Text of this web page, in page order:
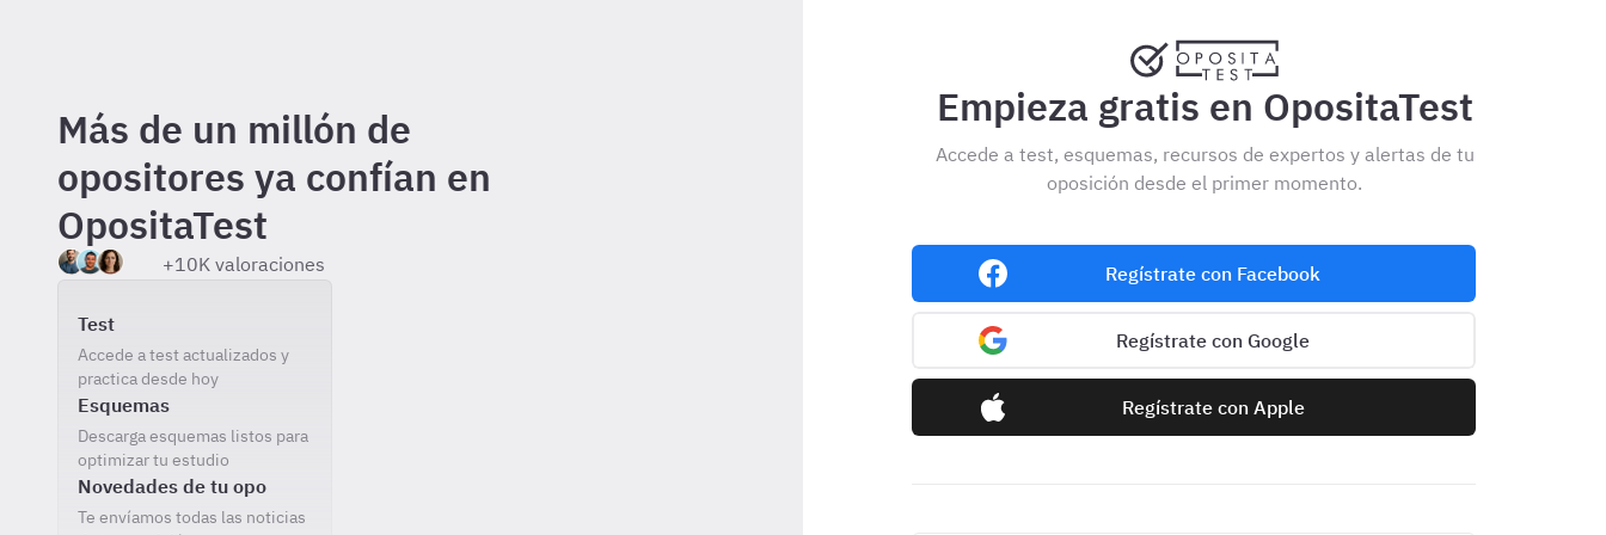
Empieza gratis en OpositaTest
Accede a test, esquemas, recursos de expertos y alertas de tu
oposición desde el primer momento.
Regístrate con Facebook
Regístrate con Google
Regístrate con Apple
Más de un millón de
opositores ya confían en
OpositaTest
+10K valoraciones
Incluido gratis al registrarte
Test
Accede a test actualizados y
practica desde hoy
Esquemas
Descarga esquemas listos para
optimizar tu estudio
Novedades de tu opo
Te envíamos todas las noticias